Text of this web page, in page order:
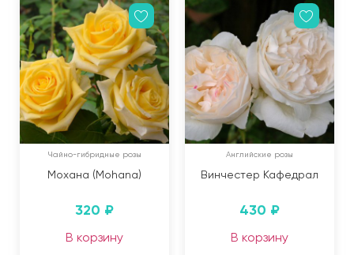
Чайно-гибридные розы
Мохана (Mohana)
320 ₽
В корзину
Английские розы
Винчестер Кафедрал
430 ₽
В корзину